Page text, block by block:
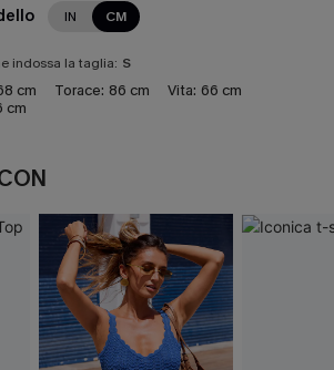
IN CM
indossa la taglia: S
cm Torace: 86 cm Vita: 66 cm
cm